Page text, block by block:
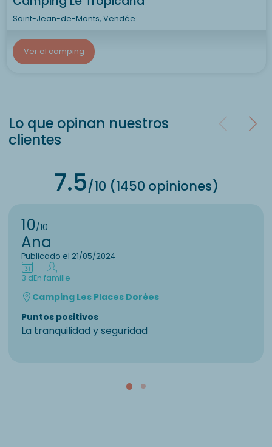
Saint-Jean-de-Monts, Vendée
Ver el camping
Lo que opinan nuestros
clientes
7.5/10 (1450 opiniones)
10/10
Ana
Publicado el 21/05/2024
3 dEn famille
Camping Les Places Dorées
Puntos positivos
La tranquilidad y seguridad